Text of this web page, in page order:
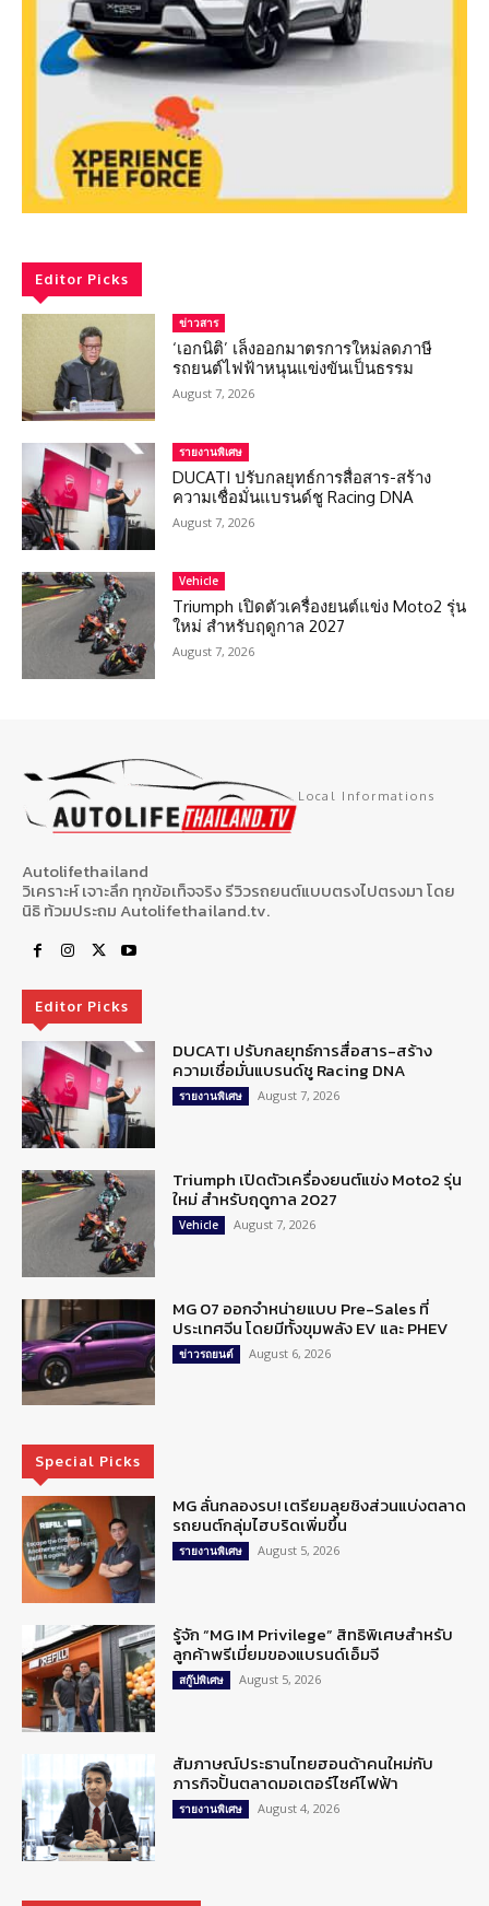
Editor Picks
ข่าวสาร
‘เอกนิติ’ เล็งออกมาตรการใหม่ลดภาษี
รถยนต์ไฟฟ้าหนุนแข่งขันเป็นธรรม
August 7, 2026
รายงานพิเศษ
DUCATI ปรับกลยุทธ์การสื่อสาร-สร้าง
ความเชื่อมั่นแบรนด์ชู Racing DNA
August 7, 2026
Vehicle
Triumph เปิดตัวเครื่องยนต์แข่ง Moto2 รุ่น
ใหม่ สำหรับฤดูกาล 2027
August 7, 2026
Local Informations
Autolifethailand
วิเคราะห์ เจาะลึก ทุกข้อเท็จจริง รีวิวรถยนต์แบบตรงไปตรงมา โดย
นิธิ ท้วมประถม Autolifethailand.tv.
Editor Picks
DUCATI ปรับกลยุทธ์การสื่อสาร-สร้าง
ความเชื่อมั่นแบรนด์ชู Racing DNA
รายงานพิเศษ August 7, 2026
Triumph เปิดตัวเครื่องยนต์แข่ง Moto2 รุ่น
ใหม่ สำหรับฤดูกาล 2027
Vehicle August 7, 2026
MG 07 ออกจำหน่ายแบบ Pre-Sales ที่
ประเทศจีน โดยมีทั้งขุมพลัง EV และ PHEV
ข่าวรถยนต์ August 6, 2026
Special Picks
MG ลั่นกลองรบ! เตรียมลุยชิงส่วนแบ่งตลาด
รถยนต์กลุ่มไฮบริดเพิ่มขึ้น
รายงานพิเศษ August 5, 2026
รู้จัก “MG IM Privilege” สิทธิพิเศษสำหรับ
ลูกค้าพรีเมี่ยมของแบรนด์เอ็มจี
สกู๊ปพิเศษ August 5, 2026
สัมภาษณ์ประธานไทยฮอนด้าคนใหม่กับ
ภารกิจปั้นตลาดมอเตอร์ไซค์ไฟฟ้า
รายงานพิเศษ August 4, 2026